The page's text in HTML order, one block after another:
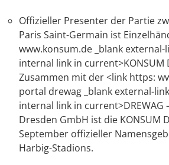
Offizieller Presenter der Partie
Paris Saint-Germain ist
www.konsum.de _blank
internal link in current>KONSUM
Zusammen mit der <link https:
portal drewag _blank external-
internal link in current>DREWAG
Dresden GmbH ist die KONSUM
September offizieller
Harbig-Stadions.